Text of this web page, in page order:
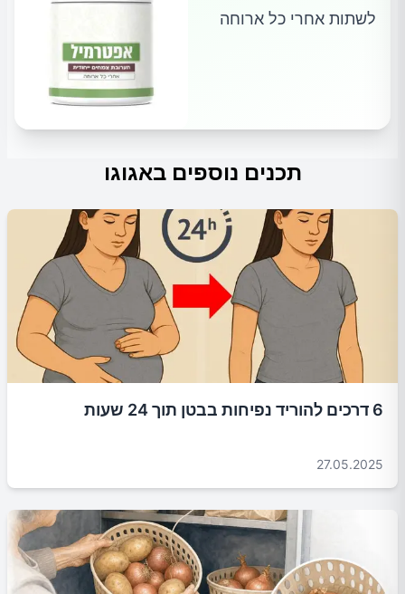
לשתות אחרי כל ארוחה
תכנים נוספים באגוגו
6 דרכים להוריד נפיחות בבטן תוך 24 שעות
27.05.2025